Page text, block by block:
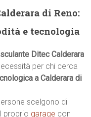
di Reno:
e tecnologia
Ditec Calderara
per chi cerca
a Calderara di
scelgono di
proprio garage con